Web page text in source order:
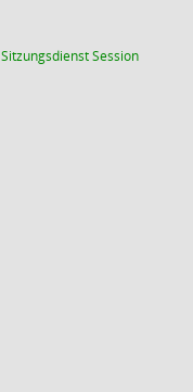
SitzungsdienstSession(Wird in